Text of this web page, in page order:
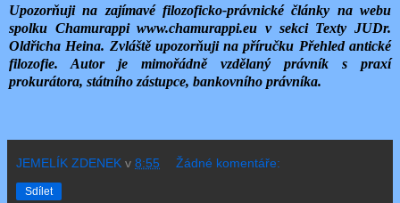
Upozorňuji na zajímavé filozoficko-právnické články na webu
spolku Chamurappi www.chamurappi.eu v sekci Texty JUDr.
Oldřicha Heina. Zvláště upozorňuji na příručku Přehled antické
filozofie. Autor je mimořádně vzdělaný právník s praxí
prokurátora, státního zástupce, bankovního právníka.
JEMELÍK ZDENEK v 8:55 Žádné komentáře:
Sdílet